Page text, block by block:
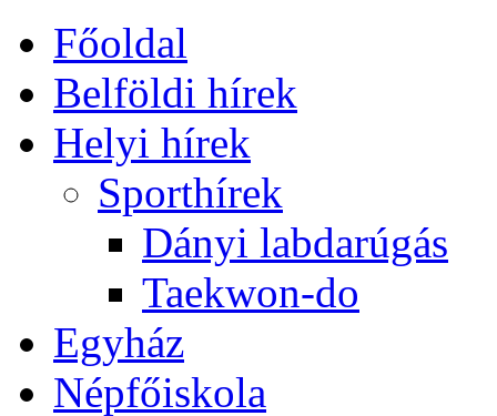
Főoldal
Belföldi hírek
Helyi hírek
Sporthírek
Dányi labdarúgás
Taekwon-do
Egyház
Népfőiskola